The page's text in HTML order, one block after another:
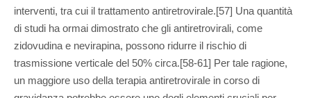
interventi, tra cui il trattamento antiretrovirale.[57] Una quantità
di studi ha ormai dimostrato che gli antiretrovirali, come
zidovudina e nevirapina, possono ridurre il rischio di
trasmissione verticale del 50% circa.[58-61] Per tale ragione,
un maggiore uso della terapia antiretrovirale in corso di